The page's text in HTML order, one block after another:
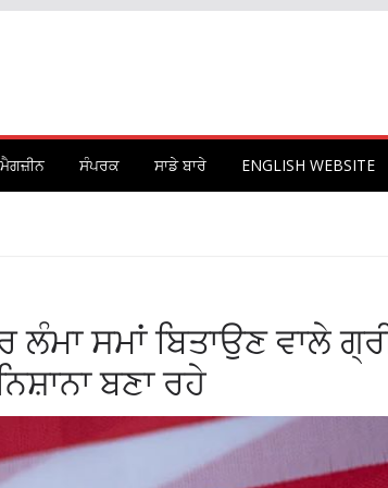
ਮੈਗਜ਼ੀਨ ਸੰਪਰਕ ਸਾਡੇ ਬਾਰੇ ENGLISH WEBSITE
ਲੰਮਾ ਸਮਾਂ ਬਿਤਾਉਣ ਵਾਲੇ
ਬਣਾ ਰਹੇ